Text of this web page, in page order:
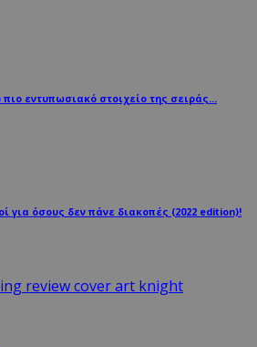
εντυπωσιακό στοιχείο της σειράς…
για όσους δεν πάνε διακοπές (2022 edition)!